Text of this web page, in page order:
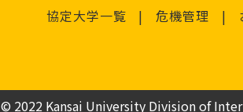
協定大学一覧 危機管理
© 2022 Kansai University Division of